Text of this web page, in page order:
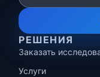
РЕШЕНИЯ
Заказать
Услуги